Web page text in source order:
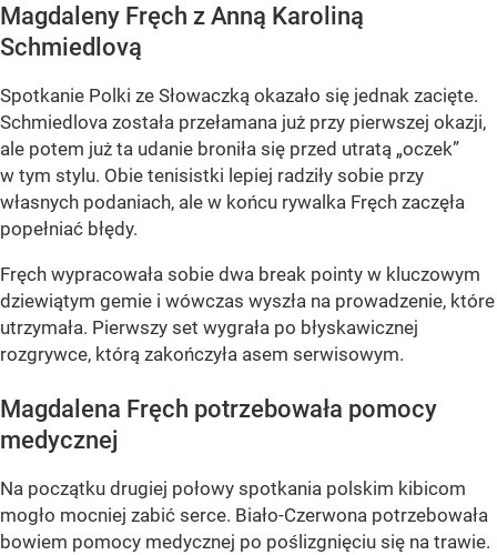
Magdaleny Fręch z Anną Karoliną
Schmiedlovą
Spotkanie Polki ze Słowaczką okazało się jednak zacięte.
Schmiedlova została przełamana już przy pierwszej okazji,
ale potem już ta udanie broniła się przed utratą „oczek”
w tym stylu. Obie tenisistki lepiej radziły sobie przy
własnych podaniach, ale w końcu rywalka Fręch zaczęła
popełniać błędy.
Fręch wypracowała sobie dwa break pointy w kluczowym
dziewiątym gemie i wówczas wyszła na prowadzenie, które
utrzymała. Pierwszy set wygrała po błyskawicznej
rozgrywce, którą zakończyła asem serwisowym.
Magdalena Fręch potrzebowała pomocy
medycznej
Na początku drugiej połowy spotkania polskim kibicom
mogło mocniej zabić serce. Biało-Czerwona potrzebowała
bowiem pomocy medycznej po poślizgnięciu się na trawie.